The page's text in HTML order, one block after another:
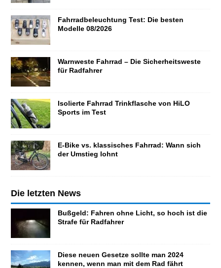
Fahrradbeleuchtung Test: Die besten
Modelle 08/2026
Warnweste Fahrrad – Die Sicherheitsweste
für Radfahrer
Isolierte Fahrrad Trinkflasche von HiLO
Sports im Test
E-Bike vs. klassisches Fahrrad: Wann sich
der Umstieg lohnt
Die letzten News
Bußgeld: Fahren ohne Licht, so hoch ist die
Strafe für Radfahrer
Diese neuen Gesetze sollte man 2024
kennen, wenn man mit dem Rad fährt